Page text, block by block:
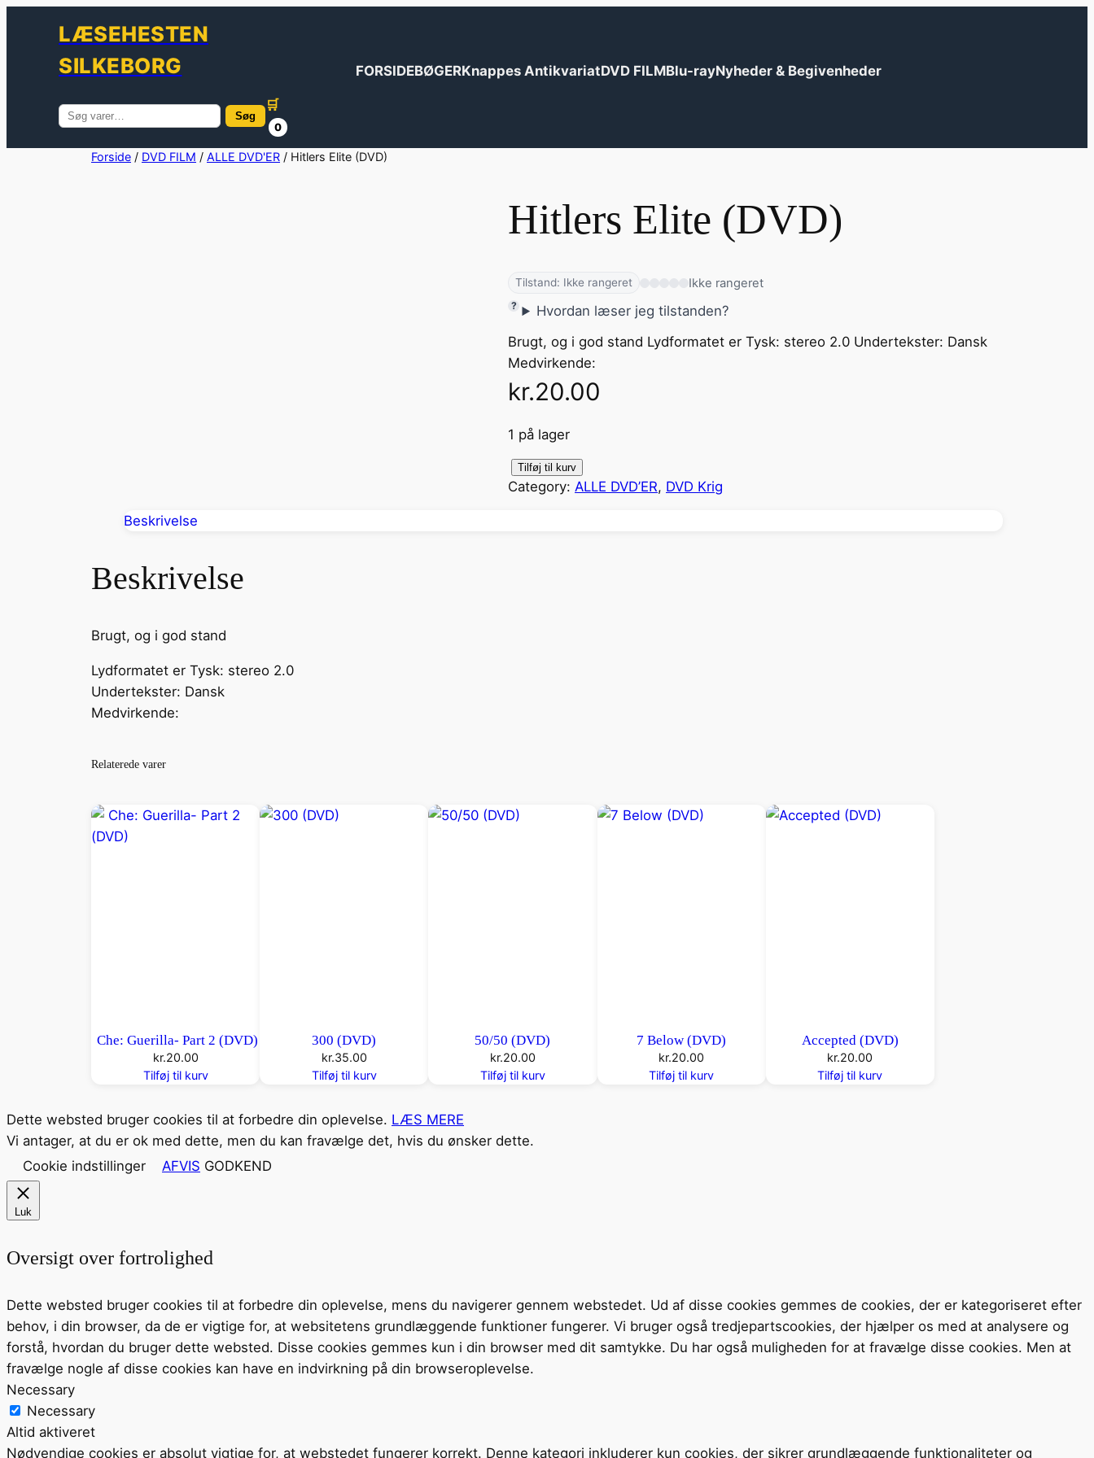
LÆSEHESTEN
SILKEBORG
FORSIDEBØGERKnappes AntikvariatDVD FILMBlu-rayNyheder & Begivenheder
Søg
efter:
Søg
🛒
0
Forside / DVD FILM / ALLE DVD'ER / Hitlers Elite (DVD)
Hitlers Elite (DVD)
Tilstand: Ikke rangeret Ikke rangeret
Hvordan læser jeg tilstanden?
Brugt, og i god stand Lydformatet er Tysk: stereo 2.0 Undertekster: Dansk
Medvirkende:
kr.20.00
1 på lager
i
)
Tilføj til kurv
Category: ALLE DVD’ER, DVD Krig
Beskrivelse
Beskrivelse
Brugt, og i god stand
Lydformatet er Tysk: stereo 2.0
Undertekster: Dansk
Medvirkende:
Relaterede varer
Che: Guerilla- Part 2 (DVD)
kr.20.00
Tilføj til kurv
300 (DVD)
kr.35.00
Tilføj til kurv
50/50 (DVD)
kr.20.00
Tilføj til kurv
7 Below (DVD)
kr.20.00
Tilføj til kurv
Accepted (DVD)
kr.20.00
Tilføj til kurv
Dette websted bruger cookies til at forbedre din oplevelse. LÆS MERE
Vi antager, at du er ok med dette, men du kan fravælge det, hvis du ønsker dette.
Cookie indstillinger
AFVIS GODKEND
Luk
Oversigt over fortrolighed
Dette websted bruger cookies til at forbedre din oplevelse, mens du navigerer gennem webstedet. Ud af disse cookies gemmes de cookies, der er kategoriseret efter
behov, i din browser, da de er vigtige for, at websitetens grundlæggende funktioner fungerer. Vi bruger også tredjepartscookies, der hjælper os med at analysere og
forstå, hvordan du bruger dette websted. Disse cookies gemmes kun i din browser med dit samtykke. Du har også muligheden for at fravælge disse cookies. Men at
fravælge nogle af disse cookies kan have en indvirkning på din browseroplevelse.
Necessary
Necessary
Altid aktiveret
Nødvendige cookies er absolut vigtige for, at webstedet fungerer korrekt. Denne kategori inkluderer kun cookies, der sikrer grundlæggende funktionaliteter og